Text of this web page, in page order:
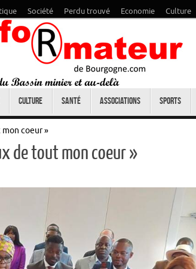
Société Perdu trouvé Economie Culture
Culture Santé Associations Sports
coeur »
de tout mon coeur »